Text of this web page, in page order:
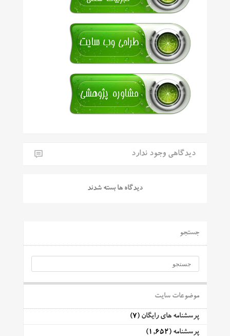
دیدگاهی وجود ندارد
دیدگاه ها بسته شدند
جستجو
موضوعات سایت
پرسشنامه های رایگان (7)
پرسشنامه (1,652)